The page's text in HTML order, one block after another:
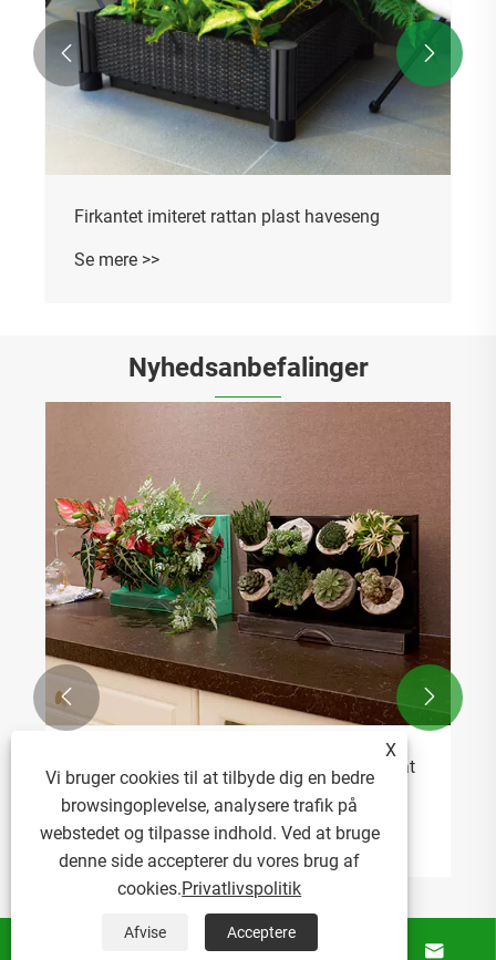
Firkantet imiteret rattan plast haveseng
Se mere >>
 
Nyhedsanbefalinger
De farverige urtepotter får mine planter til at
føle, at de er på ferie hver dag
Se mere >>
 
 
X
Vi bruger cookies til at tilbyde dig en bedre
browsingoplevelse, analysere trafik på
webstedet og tilpasse indhold. Ved at bruge
denne side accepterer du vores brug af
cookies.Privatlivspolitik
Afvise Acceptere